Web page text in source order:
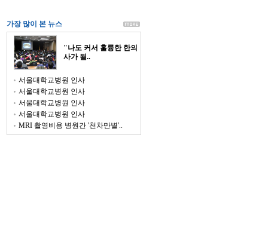
가장 많이 본 뉴스
"나도 커서 훌륭한 한의
사가 될..
서울대학교병원 인사
서울대학교병원 인사
서울대학교병원 인사
서울대학교병원 인사
MRI 촬영비용 병원간 '천차만별'..